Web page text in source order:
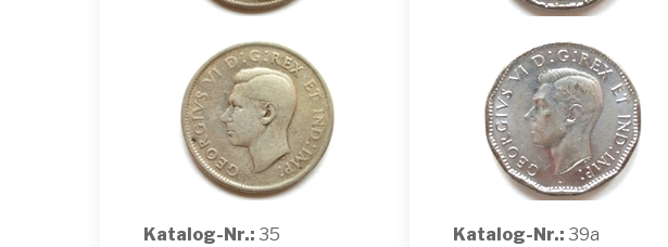
Katalog-Nr.: 35
Katalog-Nr.: 39a